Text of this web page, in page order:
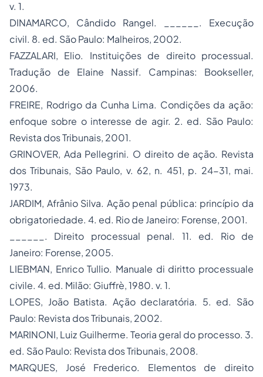
v. 1.
DINAMARCO, Cândido Rangel. ______. Execução
civil. 8. ed. São Paulo: Malheiros, 2002.
FAZZALARI, Elio. Instituições de direito processual.
Tradução de Elaine Nassif. Campinas: Bookseller,
2006.
FREIRE, Rodrigo da Cunha Lima. Condições da ação:
enfoque sobre o interesse de agir. 2. ed. São Paulo:
Revista dos Tribunais, 2001.
GRINOVER, Ada Pellegrini. O direito de ação. Revista
dos Tribunais, São Paulo, v. 62, n. 451, p. 24-31, mai.
1973.
JARDIM, Afrânio Silva. Ação penal pública: princípio da
obrigatoriedade. 4. ed. Rio de Janeiro: Forense, 2001.
______.
Direito processual penal. 11. ed. Rio de
Janeiro: Forense, 2005.
LIEBMAN, Enrico Tullio. Manuale di diritto processuale
civile. 4. ed. Milão: Giuffrè, 1980. v. 1.
LOPES, João Batista. Ação declaratória. 5. ed. São
Paulo: Revista dos Tribunais, 2002.
MARINONI, Luiz Guilherme. Teoria geral do processo. 3.
ed. São Paulo: Revista dos Tribunais, 2008.
MARQUES, José Frederico. Elementos de direito